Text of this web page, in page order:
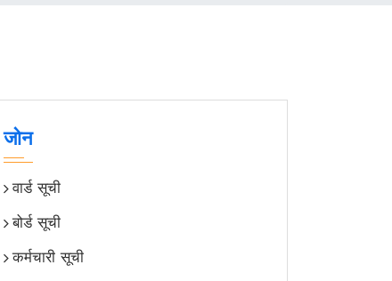
जोन
वार्ड सूची
बोर्ड सूची
कर्मचारी सूची